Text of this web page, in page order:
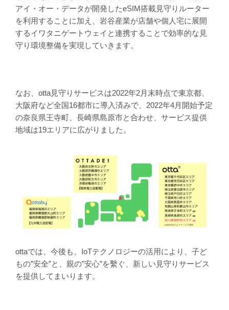
アイ・オー・データが開発したeSIM搭載見守りルーター
を利用することに加え、岩谷産業が店舗や個人宅に展開
するイワタニゲートウェイと連携することで効率的な見
守り環境整備を実現していきます。
なお、otta見守りサービスは2022年2月末時点で東京都、
大阪府など全国16都市に導入済みで、2022年4月開始予定
の奈良県王寺町、長崎県島原市と合わせ、サービス提供
地域は19エリアに広がりました。
ottaでは、今後も、IoTテクノロジーの活用により、子ど
もの”安全”と、親の”安心”を繫ぐ、新しい見守りサービス
を提供してまいります。